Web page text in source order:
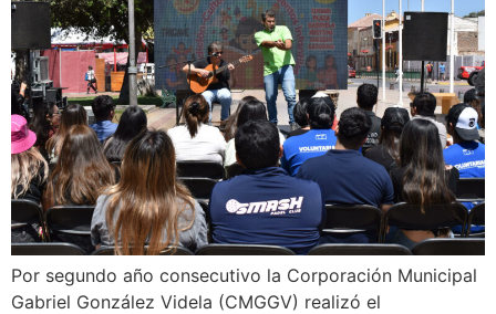
Por segundo año consecutivo la Corporación Municipal
Gabriel González Videla (CMGGV) realizó el